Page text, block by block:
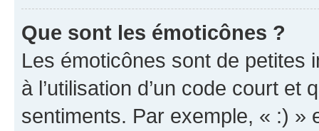
Que sont les émoticônes ?
Les émoticônes sont de petites
à l’utilisation d’un code court et
sentiments. Par exemple, « :) »